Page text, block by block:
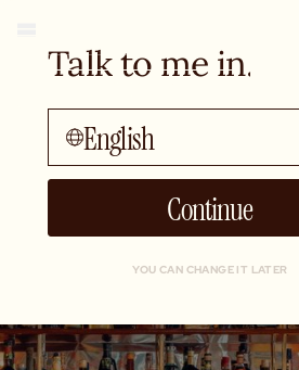
Talk to me in...
English
Continue
YOU CAN CHANGE IT LATER